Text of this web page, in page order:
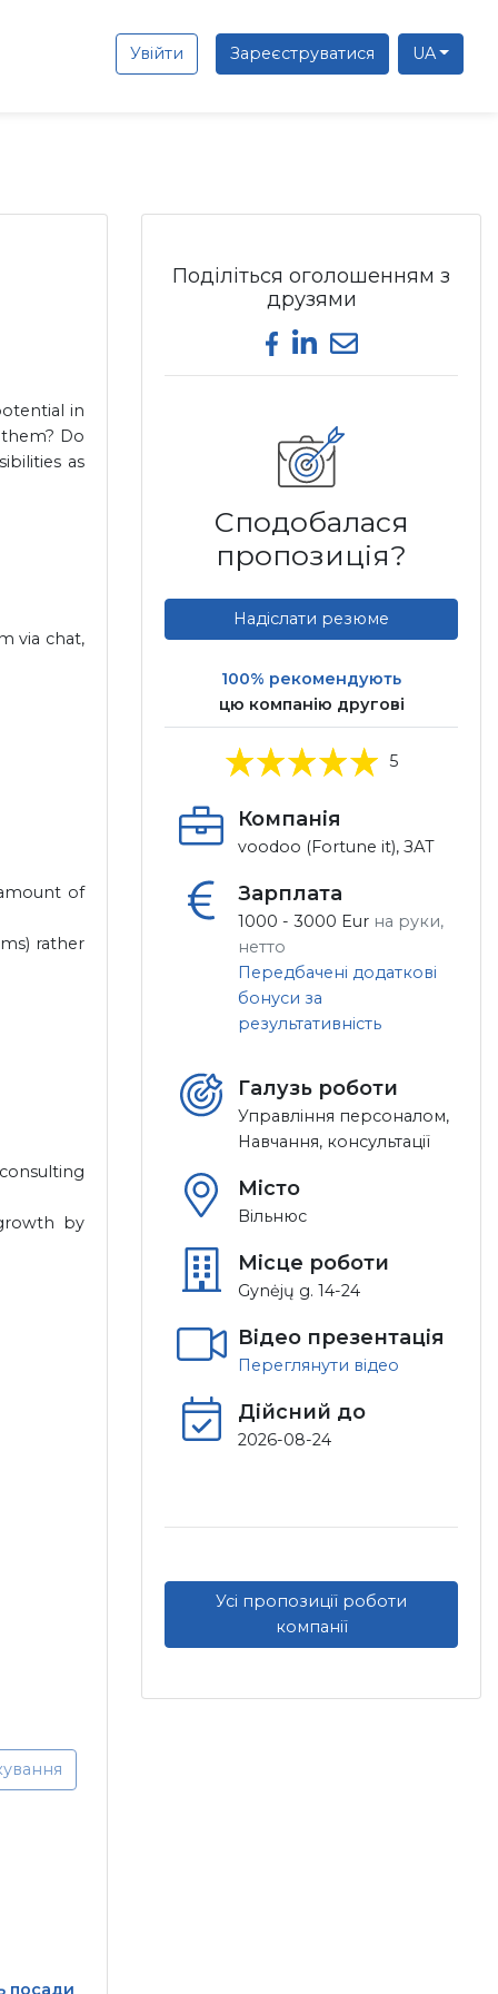
Увійти Зареєструватися UA
in
Do
as
via chat,
of
rather
by
посади
Поділіться оголошенням з
друзями
Share on Facebook
Share on LinkedIn
Send email
Сподобалася
пропозиція?
Надіслати резюме
100% рекомендують
цю компанію другові
5
Компанія
voodoo (Fortune it), ЗАТ
Зарплата
1000 - 3000 Eur на руки,
нетто
Передбачені додаткові
бонуси за
результативність
Галузь роботи
Управління персоналом,
Навчання, консультації
Місто
Вільнюс
Місце роботи
Gynėjų g. 14-24
Відео презентація
Переглянути відео
Дійсний до
2026-08-24
Усі пропозиції роботи
компанії